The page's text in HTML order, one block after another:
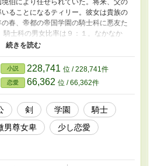
伯により任せられていた。将来、父の
ることになるティリー。彼女は貴族の
春、帝都の帝国学園の騎士科に悪友た
騎士科の男女比率は９：１。なかなか
まれることも、東の辺境伯（主君筋）
、母方の伯母の政治戦争に巻き込まれ
、ティリーは意に介さない。 チカ
ー＝フェッツナーは脳筋であった。 悪
馴染み）と過ごす、学園生活の物語。
小説 228,741 位 / 228,741件
恋愛 66,362 位 / 66,362件
剣 学園
騎士
男尊女卑
少し恋愛